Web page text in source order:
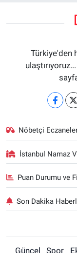
Türkiye'den
Nöbetçi
İstanbul Namaz
Puan Durumu ve
Son Dakika
Güncel Spor